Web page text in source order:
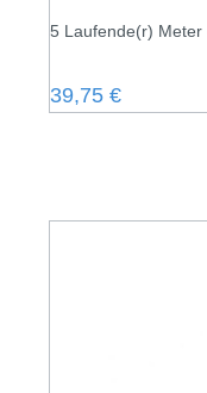
5 Laufende(r) Meter
Regulärer Preis:
39,75 €